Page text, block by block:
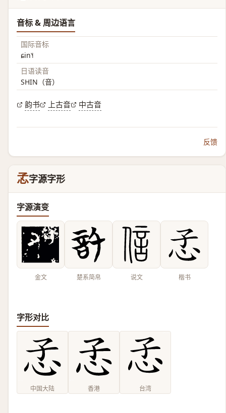
音标 & 周边语言
国际音标
ɕin˥˧
日语读音
SHIN（音）
韵书 上古音 中古音
反馈
孞字源字形
字源演变
金文 楚系简帛 说文 楷书
字形对比
中国大陆 香港 台湾